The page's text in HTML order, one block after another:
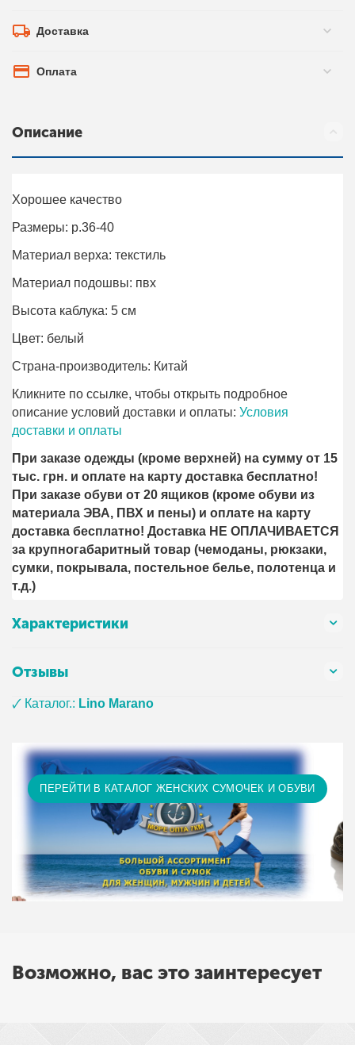
Доставка
Оплата
Описание
Хорошее качество
Размеры: р.36-40
Материал верха: текстиль
Материал подошвы: пвх
Высота каблука: 5 см
Цвет: белый
Страна-производитель: Китай
Кликните по ссылке, чтобы открыть подробное
описание условий доставки и оплаты:Условия
доставки и оплаты
При заказе одежды (кроме верхней) на сумму от 15
тыс. грн. и оплате на карту доставка бесплатно!
При заказе обуви от 20 ящиков (кроме обуви из
материала ЭВА, ПВХ и пены) и оплате на карту
доставка бесплатно! Доставка НЕ ОПЛАЧИВАЕТСЯ
за крупногабаритный товар (чемоданы, рюкзаки,
сумки, покрывала, постельное белье, полотенца и
т.д.)
Характеристики
Отзывы
🗸 Каталог.: Lino Marano
ПЕРЕЙТИ В КАТАЛОГ ЖЕНСКИХ СУМОЧЕК И ОБУВИ
Возможно, вас это заинтересует